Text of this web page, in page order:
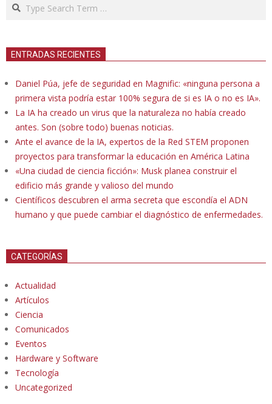
ENTRADAS RECIENTES
Daniel Púa, jefe de seguridad en Magnific: «ninguna persona a
primera vista podría estar 100% segura de si es IA o no es IA».
La IA ha creado un virus que la naturaleza no había creado
antes. Son (sobre todo) buenas noticias.
Ante el avance de la IA, expertos de la Red STEM proponen
proyectos para transformar la educación en América Latina
«Una ciudad de ciencia ficción»: Musk planea construir el
edificio más grande y valioso del mundo
Científicos descubren el arma secreta que escondía el ADN
humano y que puede cambiar el diagnóstico de enfermedades.
CATEGORÍAS
Actualidad
Artículos
Ciencia
Comunicados
Eventos
Hardware y Software
Tecnología
Uncategorized